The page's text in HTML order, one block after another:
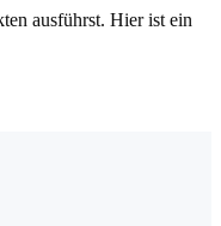
ausführst. Hier ist ein